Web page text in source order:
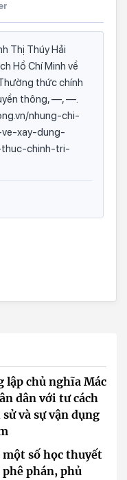
Thị Thúy Hải
Hồ Chí Minh về
thức chính
thông, —, —.
nhung-chi-
xay-dung-
chinh-tri-
lập chủ nghĩa Mác
dân với tư cách
và sự vận dụng
số học thuyết
phán, phủ